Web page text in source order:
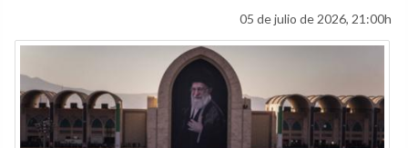
05 de julio de 2026, 21:00h